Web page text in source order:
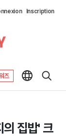
Inscription
즈
의 집밥' 크